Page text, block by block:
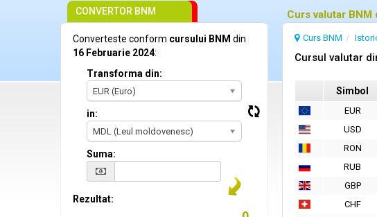
Curs valutar
Curs BNM
Cursul valutar
Simbol
EUR
USD
RON
RUB
GBP
CHF
CONVERTOR BNM
Converteste conform cursului BNM din
16 Februarie 2024:
Transforma din:
EUR (Euro)
in:
MDL (Leul moldovenesc)
Suma:
Rezultat: